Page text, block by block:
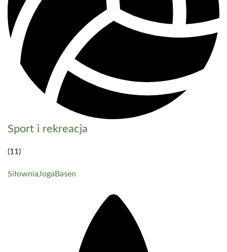
Sport i rekreacja
(11)
SiłowniaJoga Basen